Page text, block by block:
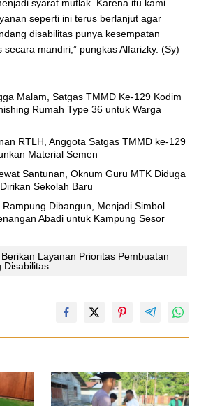
syarat mutlak. Karena itu kami
seperti ini terus berlanjut agar
disabilitas punya kesempatan
mandiri,” pungkas Alfarizky. (Sy)
Malam, Satgas TMMD Ke-129 Kodim
Rumah Type 36 untuk Warga
RTLH, Anggota Satgas TMMD ke-129
Material Semen
Santunan, Oknum Guru MTK Diduga
Sekolah Baru
Dibangun, Menjadi Simbol
Abadi untuk Kampung Sesor
Layanan Prioritas Pembuatan
Disabilitas